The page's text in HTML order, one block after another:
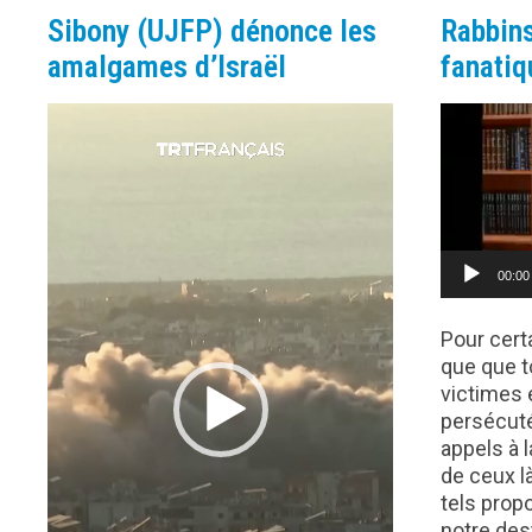
GAZZA
Sibony (UJFP) dénonce les
amalgames d’Israël
Lecteur
vidéo
00:00
Pour
que que
victimes
appels à
de ceux
tels